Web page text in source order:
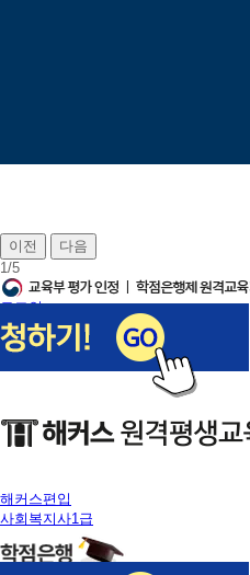
이전
다음
1/5
로그인
회원가입
장바구니
해커스편입
사회복지사1급